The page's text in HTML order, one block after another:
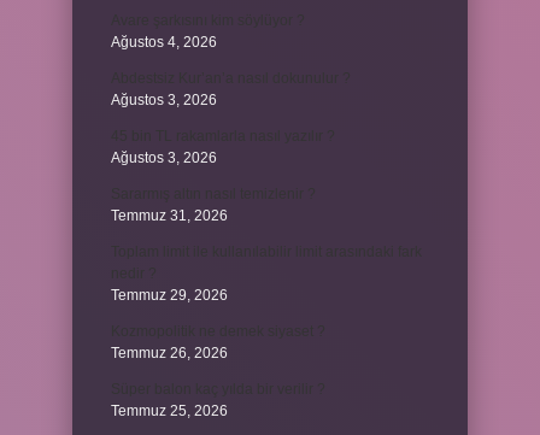
Ağustos 4, 2026
Ağustos 3, 2026
Ağustos 3, 2026
Temmuz 31, 2026
Temmuz 29, 2026
Temmuz 26, 2026
Temmuz 25, 2026